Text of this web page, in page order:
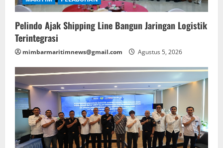
Pelindo Ajak Shipping Line Bangun Jaringan Logistik
Terintegrasi
mimbarmaritimnews@gmail.com Agustus 5, 2026